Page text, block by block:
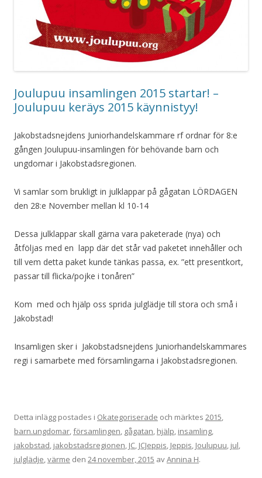
Joulupuu insamlingen 2015 startar! –
Joulupuu keräys 2015 käynnistyy!
Jakobstadsnejdens Juniorhandelskammare rf ordnar för 8:e
gången Joulupuu-insamlingen för behövande barn och
ungdomar i Jakobstadsregionen.
Vi samlar som brukligt in julklappar på gågatan LÖRDAGEN
den 28:e November mellan kl 10-14
Dessa julklappar skall gärna vara paketerade (nya) och
åtföljas med en lapp där det står vad paketet innehåller och
till vem detta paket kunde tänkas passa, ex. ”ett presentkort,
passar till flicka/pojke i tonåren”
Kom med och hjälp oss sprida julglädje till stora och små i
Jakobstad!
Insamligen sker i Jakobstadsnejdens Juniorhandelskammares
regi i samarbete med församlingarna i Jakobstadsregionen.
Detta inlägg postades i Okategoriserade och märktes 2015,
barn.ungdomar,församlingen, gågatan, hjälp, insamling,
jakobstad, jakobstadsregionen, JC, JCJeppis, Jeppis, Joulupuu, jul,
julglädje,värme den 24 november, 2015 avAnnina H.